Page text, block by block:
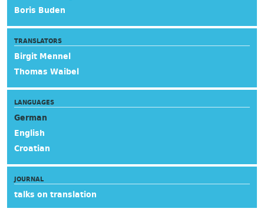
Boris Buden
TRANSLATORS
Birgit Mennel
Thomas Waibel
LANGUAGES
German
English
Croatian
JOURNAL
talks on translation